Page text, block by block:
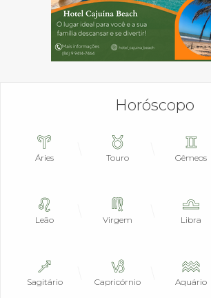
Horóscopo
Áries Touro Gêmeos
Leão Virgem Libra
Sagitário Capricórnio Aquário